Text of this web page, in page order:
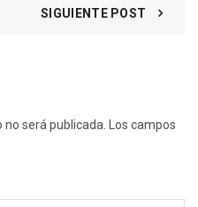
SIGUIENTE POST
será publicada. Los campos